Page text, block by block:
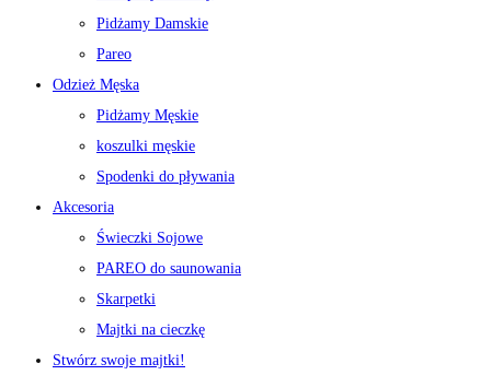
Pidżamy Damskie
Pareo
Odzież Męska
Pidżamy Męskie
koszulki męskie
Spodenki do pływania
Akcesoria
Świeczki Sojowe
PAREO do saunowania
Skarpetki
Majtki na cieczkę
Stwórz swoje majtki!